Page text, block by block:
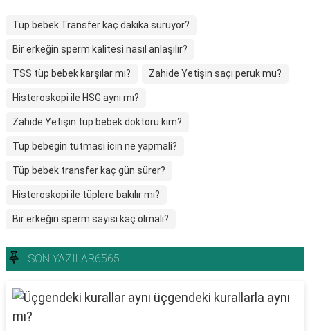
Tüp bebek Transfer kaç dakika sürüyor?
Bir erkeğin sperm kalitesi nasıl anlaşılır?
TSS tüp bebek karşılar mı? Zahide Yetişin saçı peruk mu?
Histeroskopi ile HSG aynı mı?
Zahide Yetişin tüp bebek doktoru kim?
Tup bebegin tutmasi icin ne yapmali?
Tüp bebek transfer kaç gün sürer?
Histeroskopi ile tüplere bakılır mı?
Bir erkeğin sperm sayısı kaç olmalı?
SON YAZILAR6565